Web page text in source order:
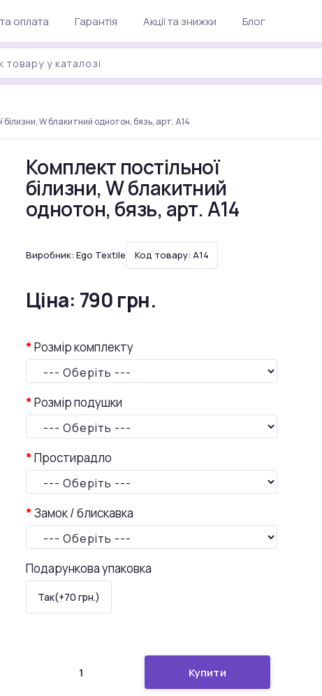
оплата Гарантія Акції та знижки Блог
білизни, W блакитний однотон, бязь, арт. A14
Комплект постільної
білизни, W блакитний
однотон, бязь, арт. A14
Виробник: Ego Textile Код товару: A14
Ціна: 790 грн.
Розмір комплекту
--- Оберіть ---
Розмір подушки
--- Оберіть ---
Простирадло
--- Оберіть ---
Замок / блискавка
--- Оберіть ---
Подарункова упаковка
Так(+70 грн.)
Купити